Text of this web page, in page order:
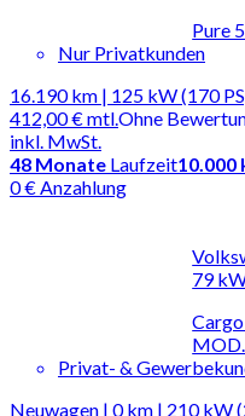
Pure
Nur Privatkunden
16.190 km | 125 kW (170
412,00 €mtl.
inkl. MwSt.
Ohne
48 Monate Laufzeit10.000
0 € Anzahlung
79
Privat- &
Neuwagen | 0 km | 210 kW